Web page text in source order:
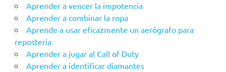
Aprender a vencer la impotencia
Aprender a combinar la ropa
Aprende a usar eficazmente un aerógrafo para
repostería
Aprender a jugar al Call of Duty
Aprender a identificar diamantes